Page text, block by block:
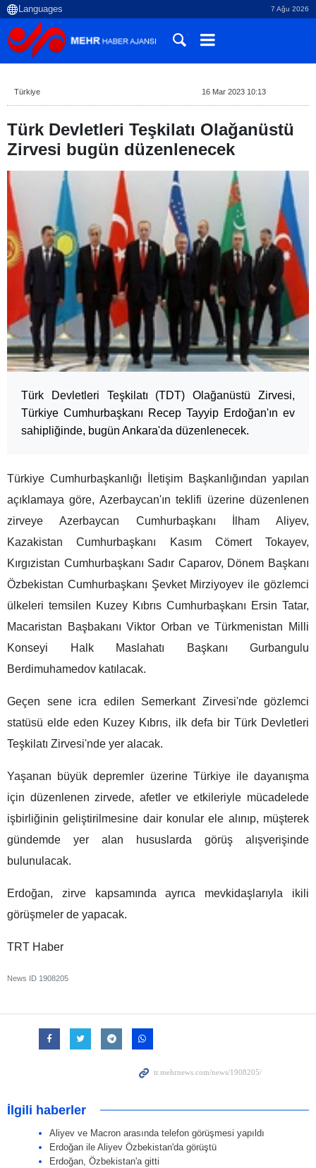
7 Ağu 2026
Türkiye 16 Mar 2023 10:13
Türk Devletleri Teşkilatı Olağanüstü
Zirvesi bugün düzenlenecek
Türk Devletleri Teşkilatı (TDT) Olağanüstü Zirvesi,
Türkiye Cumhurbaşkanı Recep Tayyip Erdoğan'ın ev
sahipliğinde, bugün Ankara'da düzenlenecek.
Türkiye Cumhurbaşkanlığı İletişim Başkanlığından yapılan
açıklamaya göre, Azerbaycan'ın teklifi üzerine düzenlenen
zirveye Azerbaycan Cumhurbaşkanı İlham Aliyev,
Kazakistan Cumhurbaşkanı Kasım Cömert Tokayev,
Kırgızistan Cumhurbaşkanı Sadır Caparov, Dönem Başkanı
Özbekistan Cumhurbaşkanı Şevket Mirziyoyev ile gözlemci
ülkeleri temsilen Kuzey Kıbrıs Cumhurbaşkanı Ersin Tatar,
Macaristan Başbakanı Viktor Orban ve Türkmenistan Milli
Konseyi Halk Maslahatı Başkanı Gurbangulu
Berdimuhamedov katılacak.
Geçen sene icra edilen Semerkant Zirvesi'nde gözlemci
statüsü elde eden Kuzey Kıbrıs, ilk defa bir Türk Devletleri
Teşkilatı Zirvesi'nde yer alacak.
Yaşanan büyük depremler üzerine Türkiye ile dayanışma
için düzenlenen zirvede, afetler ve etkileriyle mücadelede
işbirliğinin geliştirilmesine dair konular ele alınıp, müşterek
gündemde yer alan hususlarda görüş alışverişinde
bulunulacak.
Erdoğan, zirve kapsamında ayrıca mevkidaşlarıyla ikili
görüşmeler de yapacak.
TRT Haber
News ID 1908205
İlgili haberler
Aliyev ve Macron arasında telefon görüşmesi yapıldı
Erdoğan ile Aliyev Özbekistan'da görüştü
Erdoğan, Özbekistan'a gitti